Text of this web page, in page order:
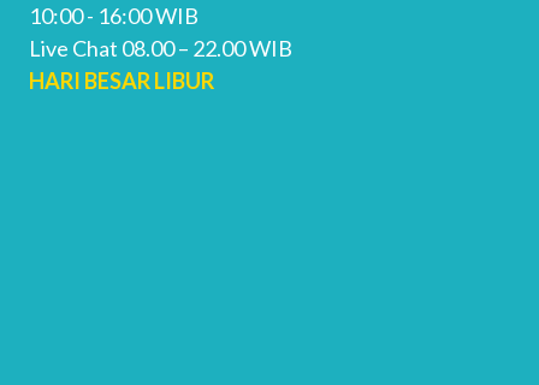
10:00 - 16:00 WIB
Live Chat 08.00 – 22.00 WIB
HARI BESAR LIBUR